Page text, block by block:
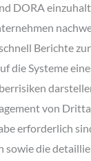
DORA
Berichte
Systeme
von
erforderlich
sowie die